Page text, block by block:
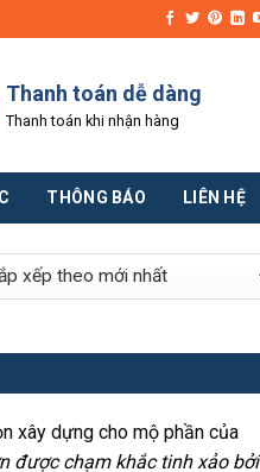
Thanh toán dễ dàng
Thanh toán khi nhận hàng
THÔNG BÁO LIÊN HỆ
xây dựng cho mộ phần của
được chạm khắc tinh xảo bởi